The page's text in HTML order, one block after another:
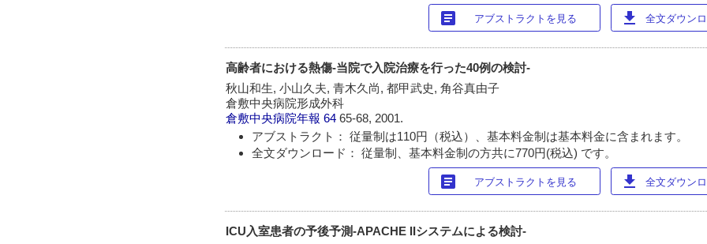
article アブストラクトを見る download 全文ダウン
高齢者における熱傷-当院で入院治療を行った40例の検討-
秋山和生, 小山久夫, 青木久尚, 都甲武史, 角谷真由子
倉敷中央病院形成外科
倉敷中央病院年報 6465-68, 2001.
アブストラクト： 従量制は110円（税込）、基本料金制は基本料金に含まれます。
全文ダウンロード： 従量制、基本料金制の方共に770円(税込) です。
article アブストラクトを見る download 全文ダウン
ICU入室患者の予後予測-APACHE IIシステムによる検討-